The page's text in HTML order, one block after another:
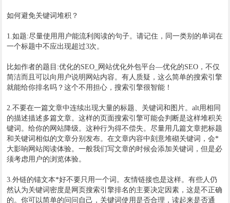
如何避免关键词堆积？
1.如题:尽量使用用户能流利阅读的句子。请记住，同一类别的单词在
一个标题中不应出现超过3次。
比如作者的题目:优化的SEO_网站优化外包平台—优化的SEO，不仅
简洁而且可以向用户说明网站内容。有人质疑，这么简单的搜索引擎
就能给你排名吗？这个不用担心，搜索引擎很智能！
2.不要在一篇文章中连续出现大量的标题、关键词和图片。alt用相同
的描述描述多篇文章。这样的页面搜索引擎可能会判断是这样堆积关
键词。给你的网站降级。这种行为得不偿失。尽量用几篇文章把标题
和关键词相似的文章分别发布。在文章内容中刻意堆砌关键词，会*
大影响网站阅读体验。一般我们写文章的时候会添加关键词，但是必
须考虑用户的浏览体验。
3.外链的锚文本*好不要只用一个词。友情链接也是这样。有些人仍
然认为关键词密度是网页搜索引擎排名的主要决定因素，这是不正确
的。你可以简单的问问自己，关键词使用是否合理，读起来是否通